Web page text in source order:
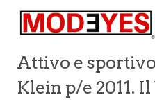
Attivo e
Klein p/e 2011.